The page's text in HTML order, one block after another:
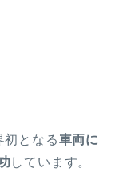
初となる車両に
しています。